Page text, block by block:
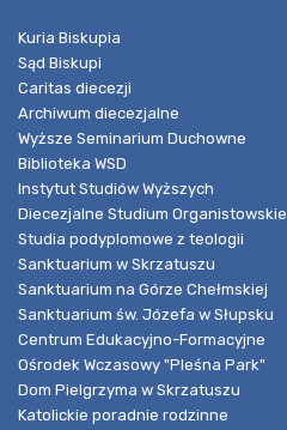
Kuria Biskupia
Sąd Biskupi
Caritas diecezji
Archiwum diecezjalne
Wyższe Seminarium Duchowne
Biblioteka WSD
Instytut Studiów Wyższych
Diecezjalne Studium Organistowskie
Studia podyplomowe z teologii
Sanktuarium w Skrzatuszu
Sanktuarium na Górze Chełmskiej
Sanktuarium św. Józefa w Słupsku
Centrum Edukacyjno-Formacyjne
Ośrodek Wczasowy "Pleśna Park"
Dom Pielgrzyma w Skrzatuszu
Katolickie poradnie rodzinne